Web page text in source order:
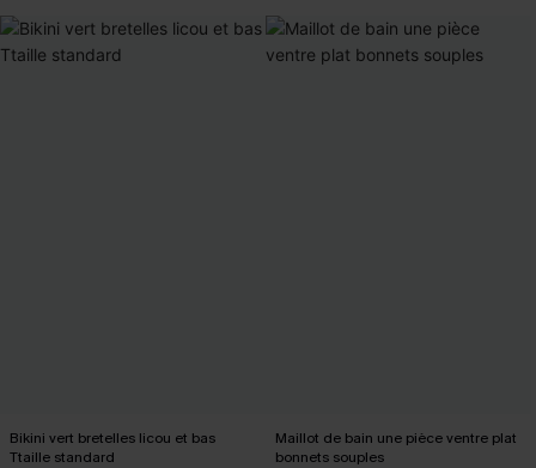
Bikini vert bretelles licou et bas
Ttaille standard
Maillot de bain une pièce ventre plat
bonnets souples